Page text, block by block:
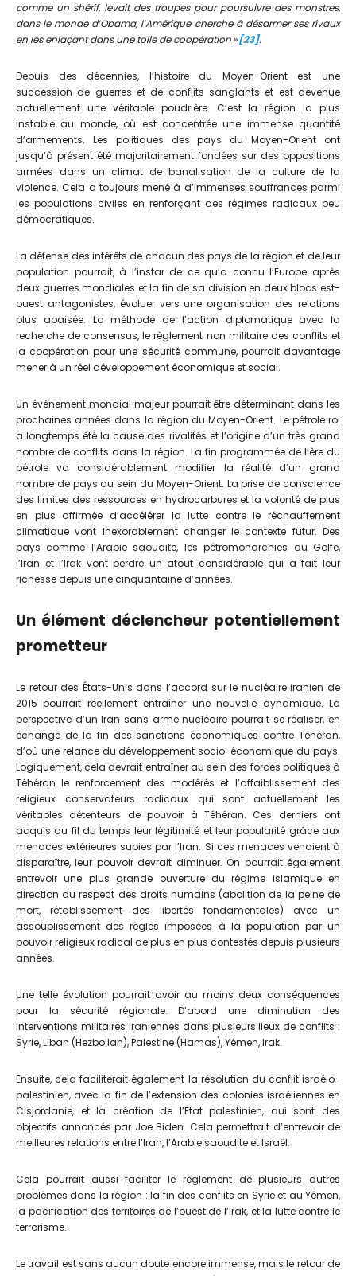
comme un shérif, levait des troupes pour poursuivre des monstres,
dans le monde d’Obama, l’Amérique cherche à désarmer ses rivaux
en les enlaçant dans une toile de coopération»[23].
Depuis des décennies, l’histoire du Moyen-Orient est une
succession de guerres et de conflits sanglants et est devenue
actuellement une véritable poudrière. C’est la région la plus
instable au monde, où est concentrée une immense quantité
d’armements. Les politiques des pays du Moyen-Orient ont
jusqu’à présent été majoritairement fondées sur des oppositions
armées dans un climat de banalisation de la culture de la
violence. Cela a toujours mené à d’immenses souffrances parmi
les populations civiles en renforçant des régimes radicaux peu
démocratiques.
La défense des intérêts de chacun des pays de la région et de leur
population pourrait, à l’instar de ce qu’a connu l’Europe après
deux guerres mondiales et la fin de sa division en deux blocs est-
ouest antagonistes, évoluer vers une organisation des relations
plus apaisée. La méthode de l’action diplomatique avec la
recherche de consensus, le règlement non militaire des conflits et
la coopération pour une sécurité commune, pourrait davantage
mener à un réel développement économique et social.
Un évènement mondial majeur pourrait être déterminant dans les
prochaines années dans la région du Moyen-Orient. Le pétrole roi
a longtemps été la cause des rivalités et l’origine d’un très grand
nombre de conflits dans la région. La fin programmée de l’ère du
pétrole va considérablement modifier la réalité d’un grand
nombre de pays au sein du Moyen-Orient. La prise de conscience
des limites des ressources en hydrocarbures et la volonté de plus
en plus affirmée d’accélérer la lutte contre le réchauffement
climatique vont inexorablement changer le contexte futur. Des
pays comme l’Arabie saoudite, les pétromonarchies du Golfe,
l’Iran et l’Irak vont perdre un atout considérable qui a fait leur
richesse depuis une cinquantaine d’années.
Un élément déclencheur potentiellement
prometteur
Le retour des États-Unis dans l’accord sur le nucléaire iranien de
2015 pourrait réellement entraîner une nouvelle dynamique. La
perspective d’un Iran sans arme nucléaire pourrait se réaliser, en
échange de la fin des sanctions économiques contre Téhéran,
d’où une relance du développement socio-économique du pays.
Logiquement, cela devrait entraîner au sein des forces politiques à
Téhéran le renforcement des modérés et l’affaiblissement des
religieux conservateurs radicaux qui sont actuellement les
véritables détenteurs de pouvoir à Téhéran. Ces derniers ont
acquis au fil du temps leur légitimité et leur popularité grâce aux
menaces extérieures subies par l’Iran. Si ces menaces venaient à
disparaître, leur pouvoir devrait diminuer. On pourrait également
entrevoir une plus grande ouverture du régime islamique en
direction du respect des droits humains (abolition de la peine de
mort, rétablissement des libertés fondamentales) avec un
assouplissement des règles imposées à la population par un
pouvoir religieux radical de plus en plus contestés depuis plusieurs
années.
Une telle évolution pourrait avoir au moins deux conséquences
pour la sécurité régionale. D’abord une diminution des
interventions militaires iraniennes dans plusieurs lieux de conflits :
Syrie, Liban (Hezbollah), Palestine (Hamas), Yémen, Irak.
Ensuite, cela faciliterait également la résolution du conflit israélo-
palestinien, avec la fin de l’extension des colonies israéliennes en
Cisjordanie, et la création de l’État palestinien, qui sont des
objectifs annoncés par Joe Biden. Cela permettrait d’entrevoir de
meilleures relations entre l’Iran, l’Arabie saoudite et Israël.
Cela pourrait aussi faciliter le règlement de plusieurs autres
problèmes dans la région : la fin des conflits en Syrie et au Yémen,
la pacification des territoires de l’ouest de l’Irak, et la lutte contre le
terrorisme.
Le travail est sans aucun doute encore immense, mais le retour de